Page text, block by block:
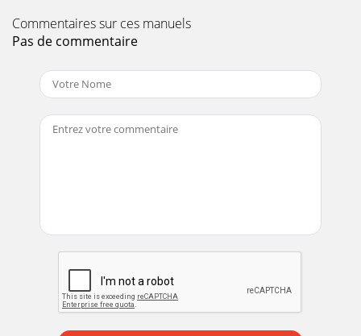
Commentaires sur ces manuels
Pas de commentaire